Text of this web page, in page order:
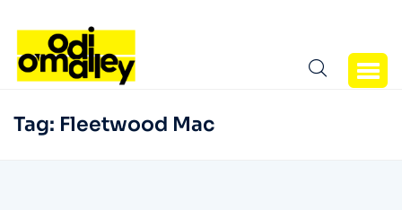
Tag: Fleetwood Mac